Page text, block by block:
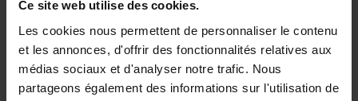
Ce site web utilise des cookies.
Les cookies nous permettent de personnaliser le contenu
et les annonces, d'offrir des fonctionnalités relatives aux
médias sociaux et d'analyser notre trafic. Nous
partageons également des informations sur l'utilisation de
Préparons-nous
Accessoires